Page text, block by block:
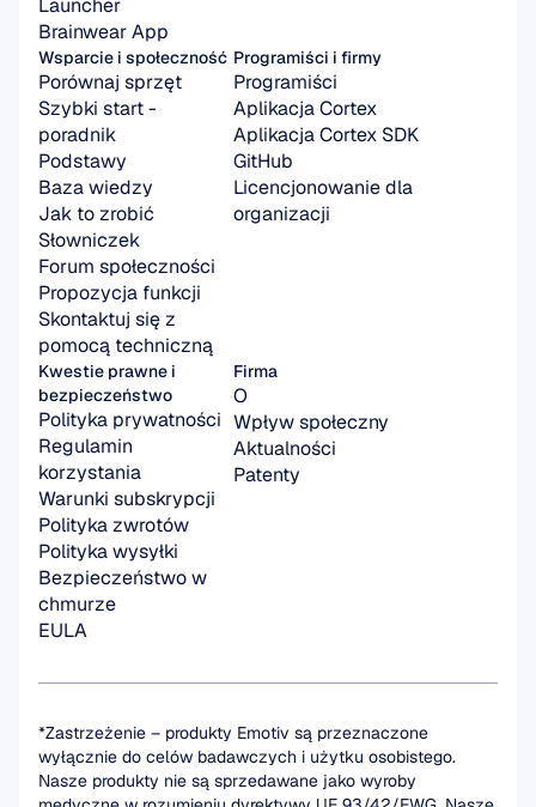
Launcher
Brainwear App
Wsparcie i społeczność
Porównaj sprzęt
Szybki start -
poradnik
Podstawy
Baza wiedzy
Jak to zrobić
Słowniczek
Forum społeczności
Propozycja funkcji
Skontaktuj się z
pomocą techniczną
Programiści i firmy
Programiści
Aplikacja Cortex
Aplikacja Cortex SDK
GitHub
Licencjonowanie dla
organizacji
Firma
O
Wpływ społeczny
Aktualności
Patenty
Kwestie prawne i
bezpieczeństwo
Polityka prywatności
Regulamin
korzystania
Warunki subskrypcji
Polityka zwrotów
Polityka wysyłki
Bezpieczeństwo w
chmurze
EULA
*Zastrzeżenie – produkty Emotiv są przeznaczone
wyłącznie do celów badawczych i użytku osobistego.
Nasze produkty nie są sprzedawane jako wyroby